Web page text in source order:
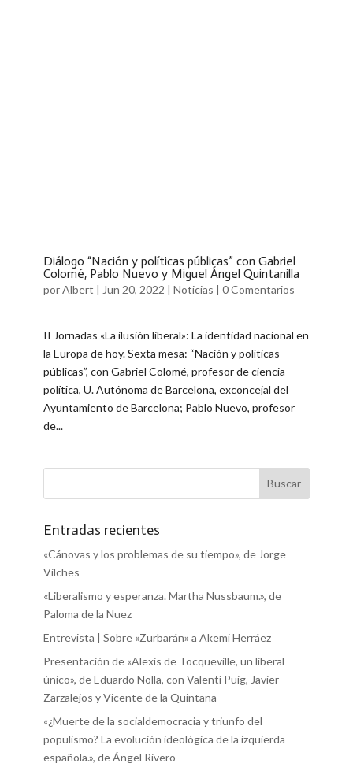
Diálogo “Nación y políticas públicas” con Gabriel
Colomé, Pablo Nuevo y Miguel Ángel Quintanilla
porAlbert | Jun 20, 2022 | Noticias | 0 Comentarios
II Jornadas «La ilusión liberal»: La identidad nacional en
la Europa de hoy. Sexta mesa: “Nación y políticas
públicas”, con Gabriel Colomé, profesor de ciencia
política, U. Autónoma de Barcelona, exconcejal del
Ayuntamiento de Barcelona; Pablo Nuevo, profesor
de...
Entradas recientes
«Cánovas y los problemas de su tiempo», de Jorge
Vilches
«Liberalismo y esperanza. Martha Nussbaum.», de
Paloma de la Nuez
Entrevista | Sobre «Zurbarán» a Akemi Herráez
Presentación de «Alexis de Tocqueville, un liberal
único», de Eduardo Nolla, con Valentí Puig, Javier
Zarzalejos y Vicente de la Quintana
«¿Muerte de la socialdemocracia y triunfo del
populismo? La evolución ideológica de la izquierda
española.», de Ángel Rivero